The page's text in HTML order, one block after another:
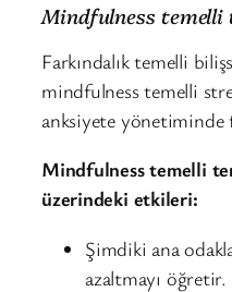
Mindfulness temelli
Farkındalık temelli
mindfulness temelli
anksiyete yönetiminde
Mindfulness temelli
üzerindeki etkileri:
Şimdiki ana
azaltmayı öğretir.